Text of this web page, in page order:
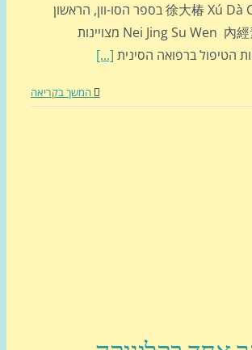
שו דא צ'ון 徐大椿 Xú Dà Chūn בספר הסו-וון, הראשון
שבניי ג'ינג Nei Jing Su Wen 內經素問 מצויינות
[...]
המשך בקריאה